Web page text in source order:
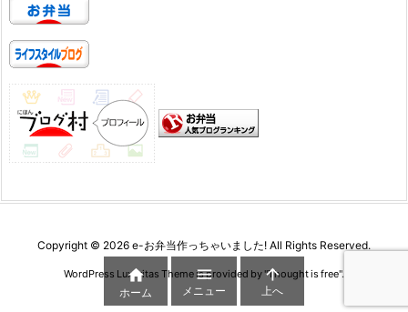
Copyright © 2026 e-お弁当作っちゃいました! All Rights Reserved.
WordPress Luxeritas Theme is provided by "Thought is free".

ホーム

メニュー

上へ